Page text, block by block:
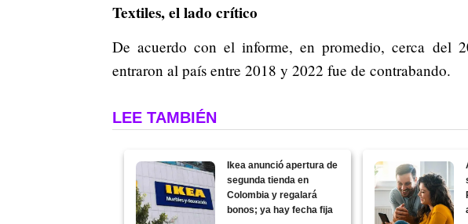
Textiles, el lado crítico
De acuerdo con el informe, en promedio, cerca del
entraron al país entre 2018 y 2022 fue de contrabando.
LEE TAMBIÉN
Ikea anunció apertura de
segunda tienda en
Colombia y regalará
bonos; ya hay fecha fija